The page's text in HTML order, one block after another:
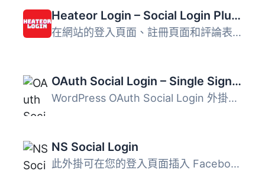
Heateor Login – Social Login Plugin
在網站的登入頁面、註冊頁面和評論表單上，快速整合 Facebook...
OAuth Social Login – Single Sign On – SSO
WordPress OAuth Social Login 外掛可讓使用者使用 Discord、...
NS Social Login
此外掛可在您的登入頁面插入 Facebook 登入。 安裝簡便。 您...